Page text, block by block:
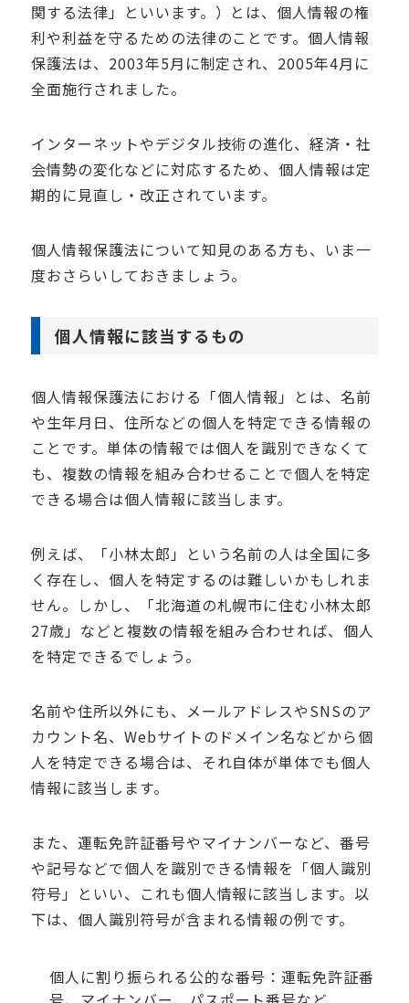
関する法律」といいます。）とは、個人情報の権
利や利益を守るための法律のことです。個人情報
保護法は、 2003年5月に制定され、 2005年4月に
全面施行されました。
インターネットやデジタル技術の進化、経済・社
会情勢の変化などに対応するため、個人情報は定
期的に見直し・改正されています。
個人情報保護法について知見のある方も、いま一
度おさらいしておきましょう。
個人情報に該当するもの
個人情報保護法における「個人情報」とは、名前
や生年月日、住所などの個人を特定できる情報の
ことです。単体の情報では個人を識別できなくて
も、複数の情報を組み合わせることで個人を特定
できる場合は個人情報に該当します。
例えば、「小林太郎」という名前の人は全国に多
く存在し、個人を特定するのは難しいかもしれま
せん。しかし、「北海道の札幌市に住む小林太郎
27歳」などと複数の情報を組み合わせれば、個人
を特定できるでしょう。
名前や住所以外にも、メールアドレスやSNSのア
カウント名、 Webサイトのドメイン名などから個
人を特定できる場合は、それ自体が単体でも個人
情報に該当します。
また、運転免許証番号やマイナンバーなど、番号
や記号などで個人を識別できる情報を「個人識別
符号」といい、これも個人情報に該当します。以
下は、個人識別符号が含まれる情報の例です。
個人に割り振られる公的な番号：運転免許証番